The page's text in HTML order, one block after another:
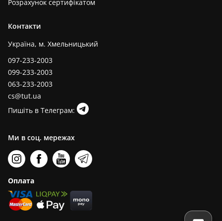
Розрахунок сертифікатом
Контакти
Україна, м. Хмельницький
097-233-2003
099-233-2003
063-233-2003
cs@tut.ua
Пишіть в Телеграм:
Ми в соц. мережах
Оплата